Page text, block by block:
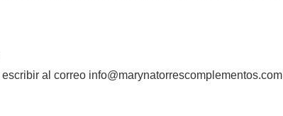
al correo info@marynatorrescomplementos.com